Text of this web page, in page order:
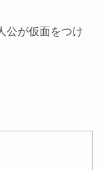
公が仮面をつけ